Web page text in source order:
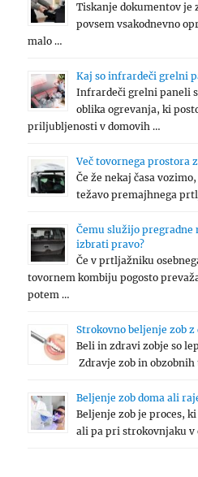
Tiskanje dokumentov je
povsem vsakodnevno
malo …
Kaj so infrardeči grelni
Infrardeči grelni paneli
oblika ogrevanja, ki
priljubljenosti v domovih …
Več tovornega prostora
Če že nekaj časa
težavo premajhnega
Čemu služijo pregradne
izbrati pravo?
Če v prtljažniku
tovornem kombiju pogosto
potem …
Strokovno beljenje zob
Beli in zdravi zobje so
Zdravje zob in
Beljenje zob doma ali
Beljenje zob je proces,
ali pa pri strokovnjaku